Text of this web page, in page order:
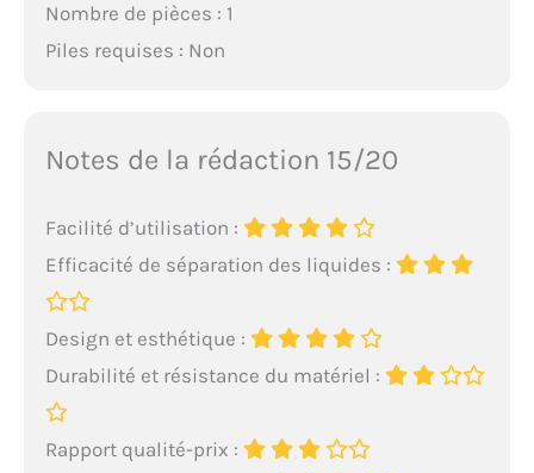
Nombre de pièces : 1
Piles requises : Non
Notes de la rédaction 15/20
Facilité d’utilisation :
Efficacité de séparation des liquides :
Design et esthétique :
Durabilité et résistance du matériel :
Rapport qualité-prix :